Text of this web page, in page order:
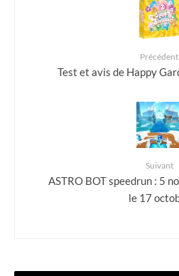
Précédent
Test et avis de Happy
Suivant
ASTRO BOT speedrun : 5
le 17